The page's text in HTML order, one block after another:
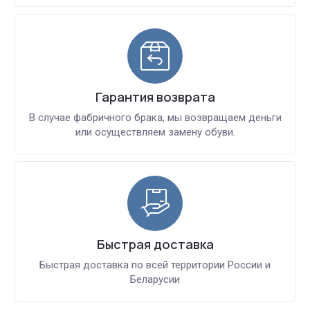
Гарантия возврата
В случае фабричного брака, мы возвращаем деньги
или осуществляем замену обуви.
Быстрая доставка
Быстрая доставка по всей территории России и
Беларусии